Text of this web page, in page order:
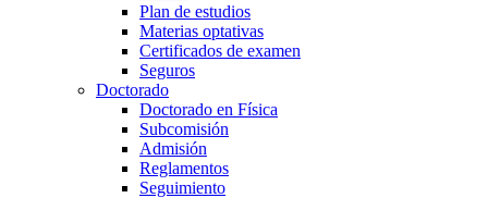
Plan de estudios
Materias optativas
Certificados de examen
Seguros
Doctorado
Doctorado en Física
Subcomisión
Admisión
Reglamentos
Seguimiento